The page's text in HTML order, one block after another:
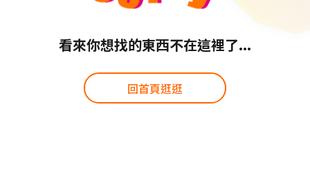
看來你想找的東西不在這裡了...
回首頁逛逛